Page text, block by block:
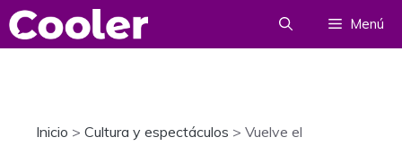
Saltar
al
Menú
Inicio > Cultura y espectáculos > Vuelve el